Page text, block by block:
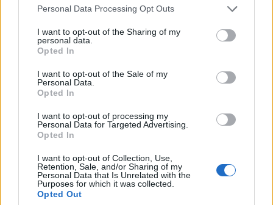
Please note that this website/app uses one or more Google
not limited to your visit or usage behaviour. You may click to
grant or deny consent to Google and its third-party tags to
use your data for below specified purposes in below Google
consent section.
Personal Data Processing Opt Outs
I want to opt-out of the Sharing of my
personal data.
Opted In
I want to opt-out of the Sale of my
Personal Data.
Opted In
I want to opt-out of processing my
Personal Data for Targeted Advertising.
Opted In
I want to opt-out of Collection, Use,
Retention, Sale, and/or Sharing of my
Personal Data that Is Unrelated with the
Purposes for which it was collected.
Opted Out
Ένας από τους συλληφθέντες είχε αθωωθεί
πριν από ένα χρόνο για τις ίδιες κατηγορίες
Την Τρίτη κλιμάκιο της ΑΑΔΕ από την Αθήνα,
βρέθηκε στο κτίριο της εφορίας, στην Κέρκυρα,